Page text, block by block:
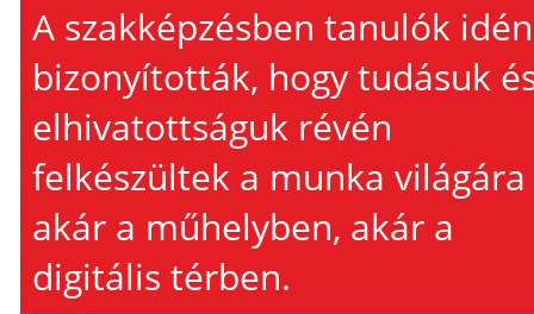
A szakképzésben tanulók
bizonyították, hogy tudásuk
elhivatottságuk révén
felkészültek a munka világára
akár a műhelyben, akár a
digitális térben.